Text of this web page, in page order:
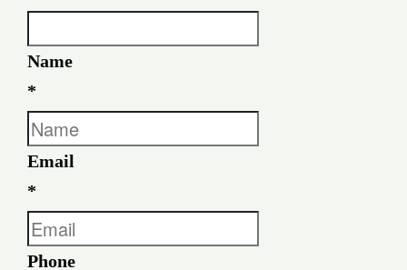
Name
*
Email
*
Phone